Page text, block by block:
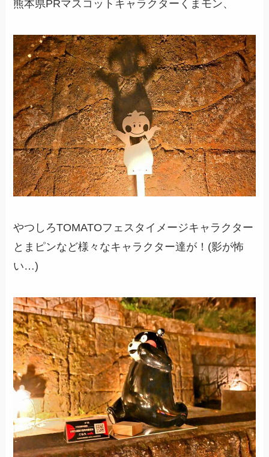
熊本県PRマスコットキャラクターくまモン、
やつしろTOMATOフェスタイメージキャラクター
とまピンなど様々なキャラクター達が！(影が怖
い…)